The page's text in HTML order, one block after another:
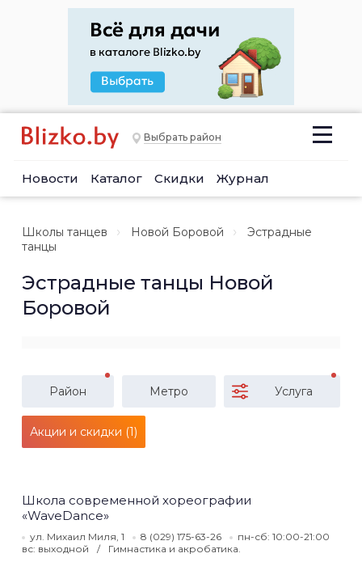
Выбрать район
Новости Каталог Скидки Журнал
Школы танцев Новой Боровой
Эстрадные
танцы
Эстрадные танцы Новой
Боровой
Район Метро Услуга
Акции и скидки (1)
Школа современной хореографии
«WaveDance»
ул. Михаил Миля, 1 8 (029) 175-63-26
пн-сб: 10:00-21:00
вс: выходной
Гимнастика и акробатика.